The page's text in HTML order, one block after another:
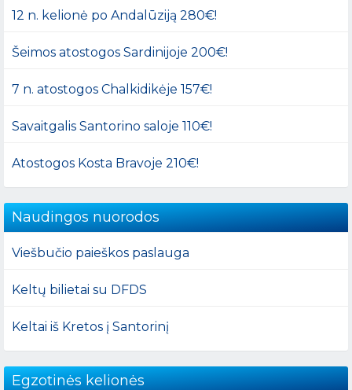
12 n. kelionė po Andalūziją 280€!
Šeimos atostogos Sardinijoje 200€!
7 n. atostogos Chalkidikėje 157€!
Savaitgalis Santorino saloje 110€!
Atostogos Kosta Bravoje 210€!
Naudingos nuorodos
Viešbučio paieškos paslauga
Keltų bilietai su DFDS
Keltai iš Kretos į Santorinį
Egzotinės kelionės